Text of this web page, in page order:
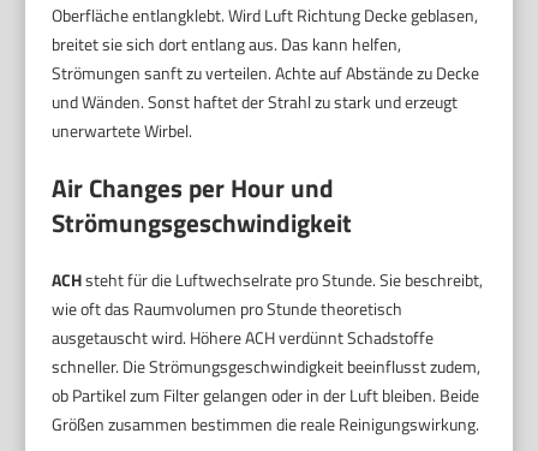
Oberfläche entlangklebt. Wird Luft Richtung Decke geblasen,
breitet sie sich dort entlang aus. Das kann helfen,
Strömungen sanft zu verteilen. Achte auf Abstände zu Decke
und Wänden. Sonst haftet der Strahl zu stark und erzeugt
unerwartete Wirbel.
Air Changes per Hour und
Strömungsgeschwindigkeit
ACHsteht für die Luftwechselrate pro Stunde. Sie beschreibt,
wie oft das Raumvolumen pro Stunde theoretisch
ausgetauscht wird. Höhere ACH verdünnt Schadstoffe
schneller. Die Strömungsgeschwindigkeit beeinflusst zudem,
ob Partikel zum Filter gelangen oder in der Luft bleiben. Beide
Größen zusammen bestimmen die reale Reinigungswirkung.